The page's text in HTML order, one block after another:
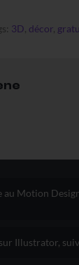
3D décor,
au Motion
Illustrator,